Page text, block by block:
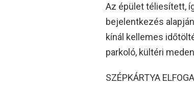
Az épület téliesített,
bejelentkezés
kínál kellemes
parkoló, kültéri
SZÉPKÁRTYA